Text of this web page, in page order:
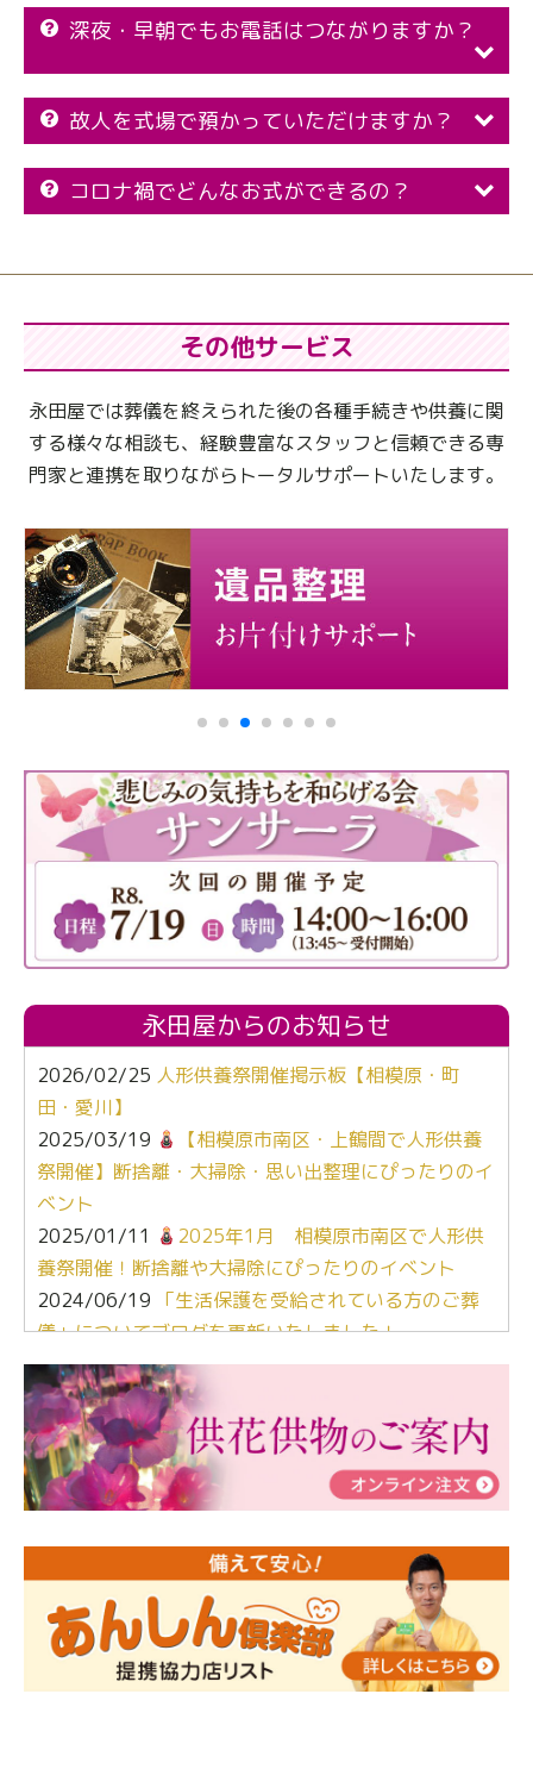
深夜・早朝でもお電話はつながりますか？
故人を式場で預かっていただけますか？
コロナ禍でどんなお式ができるの？
その他サービス
永田屋では葬儀を終えられた後の各種手続きや供養に関
する様々な相談も、 経験豊富なスタッフと信頼できる専
門家と連携を取りながらトータルサポートいたします。
永田屋からのお知らせ
2026/02/25 人形供養祭開催掲示板【相模原・町
田・愛川】
2025/03/19
【相模原市南区・上鶴間で人形供養
祭開催】断捨離・大掃除・思い出整理にぴったりのイ
ベント
2025/01/11
2025年1月 相模原市南区で人形供
養祭開催！断捨離や大掃除にぴったりのイベント
2024/06/19 「生活保護を受給されている方のご葬
儀」についてブログを更新いたしました！
2024/03/06【終活なるほど教室】「マンガで学
ぶ！はじめてのお葬式」小さな家族葬ハウス®町田成
瀬 ご参加ありがとうございました！
2024/01/19令和6年能登半島地震災害の寄付のご報
告
人形供養 寄付のご報告
2023/12/16終活なるほど教室＠小さな家族葬ハウ
ス®上鶴間 エンディングノートを書いてみよう！
2023/11/29 永田屋創業110周年記念式典 レンブラ
ントホテル東京町田